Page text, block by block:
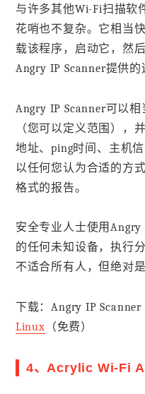
与许多其他Wi-Fi扫描软
花哨也不复杂。它相当
载该程序，启动它，然
Angry IP Scanner提供的
Angry IP Scanner可以
（您可以定义范围），
地址、ping时间、主机
以任何您认为合适的方
格式的报告。
安全专业人士使用
的任何未知设备，执行
不适合所有人，但绝对
下载：Angry IP
Linux （免费）
4、Acrylic Wi-Fi